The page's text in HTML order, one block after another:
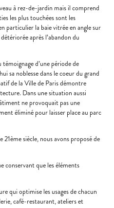
à rez-de-jardin mais il comprend
les plus touchées sont les
particulier la baie vitrée en angle sur
après l’abandon du
d’une période de
sa noblesse dans le coeur du grand
de la Ville de Paris démontre
Dans une situation aussi
ne provoquait pas une
éliminé pour laisser place au parc
siècle, nous avons proposé de
conservant que les éléments
qui optimise les usages de chacun
café-restaurant, ateliers et